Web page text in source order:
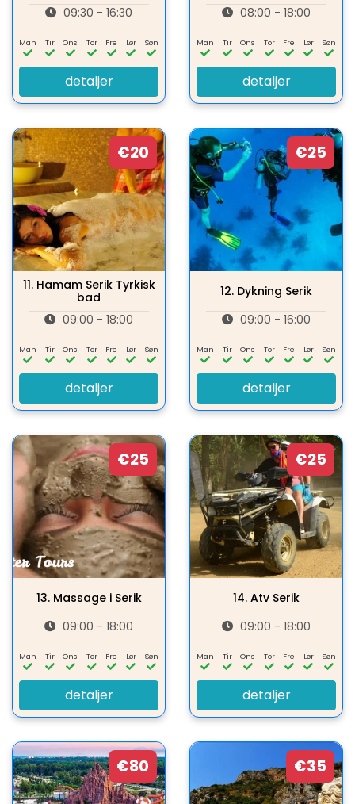
09:30 - 16:30
Man Tir Ons Tor Fre Lør Søn
detaljer
08:00 - 18:00
Man Tir Ons Tor Fre Lør Søn
detaljer
€20
11. Hamam Serik Tyrkisk
bad
09:00 - 18:00
Man Tir Ons Tor Fre Lør Søn
detaljer
€25
12. Dykning Serik
09:00 - 16:00
Man Tir Ons Tor Fre Lør Søn
detaljer
€25
13. Massage i Serik
09:00 - 18:00
Man Tir Ons Tor Fre Lør Søn
detaljer
€25
14. Atv Serik
09:00 - 18:00
Man Tir Ons Tor Fre Lør Søn
detaljer
€80 €35